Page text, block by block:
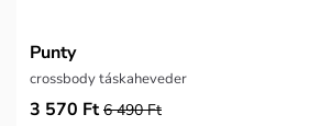
Punty
crossbody táskaheveder
3 570 Ft 6 490 Ft